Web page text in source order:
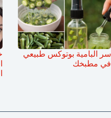
سر البامية بوتوكس طبيعي
في مطبخك